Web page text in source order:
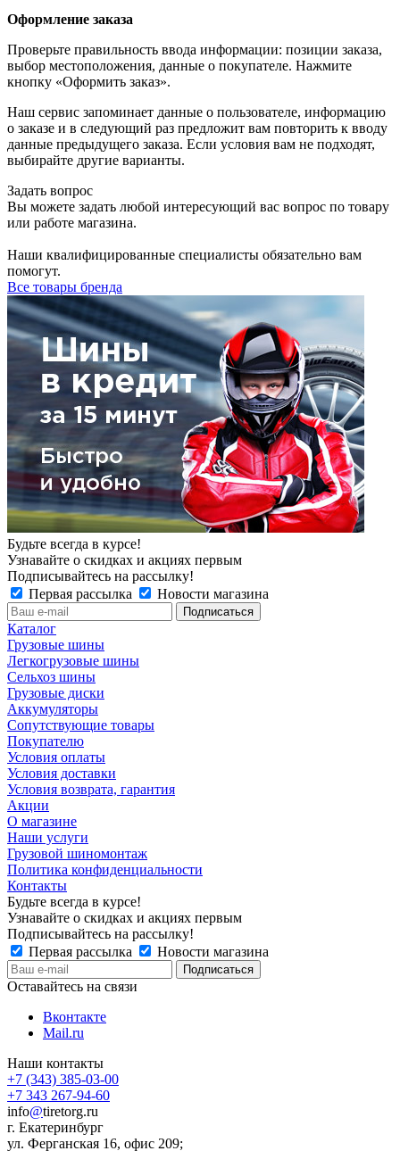
Оформление заказа
Проверьте правильность ввода информации: позиции заказа,
выбор местоположения, данные о покупателе. Нажмите
кнопку «Оформить заказ».
Наш сервис запоминает данные о пользователе, информацию
о заказе и в следующий раз предложит вам повторить к вводу
данные предыдущего заказа. Если условия вам не подходят,
выбирайте другие варианты.
Задать вопрос
Вы можете задать любой интересующий вас вопрос по товару
или работе магазина.
Наши квалифицированные специалисты обязательно вам
помогут.
Все товары бренда
Будьте всегда в курсе!
Узнавайте о скидках и акциях первым
Подписывайтесь на рассылку!
Первая рассылка
Новости магазина
Каталог
Грузовые шины
Легкогрузовые шины
Сельхоз шины
Грузовые диски
Аккумуляторы
Сопутствующие товары
Покупателю
Условия оплаты
Условия доставки
Условия возврата, гарантия
Акции
О магазине
Наши услуги
Грузовой шиномонтаж
Политика конфиденциальности
Контакты
Будьте всегда в курсе!
Узнавайте о скидках и акциях первым
Подписывайтесь на рассылку!
Первая рассылка
Новости магазина
Оставайтесь на связи
Вконтакте
Mail.ru
Наши контакты
+7 (343) 385-03-00
+7 343 267-94-60
info@tiretorg.ru
г. Екатеринбург
ул. Ферганская 16, офис 209;